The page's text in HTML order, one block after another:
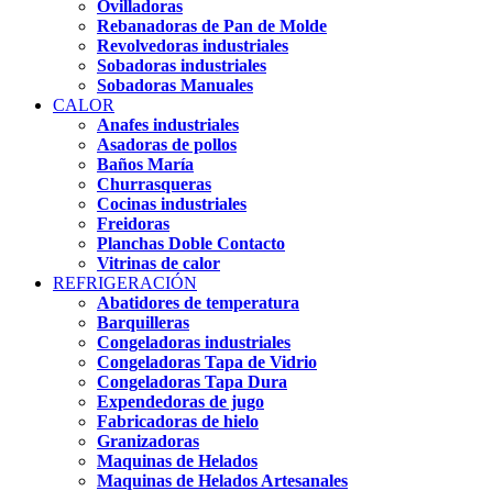
Ovilladoras
Rebanadoras de Pan de Molde
Revolvedoras industriales
Sobadoras industriales
Sobadoras Manuales
CALOR
Anafes industriales
Asadoras de pollos
Baños María
Churrasqueras
Cocinas industriales
Freidoras
Planchas Doble Contacto
Vitrinas de calor
REFRIGERACIÓN
Abatidores de temperatura
Barquilleras
Congeladoras industriales
Congeladoras Tapa de Vidrio
Congeladoras Tapa Dura
Expendedoras de jugo
Fabricadoras de hielo
Granizadoras
Maquinas de Helados
Maquinas de Helados Artesanales